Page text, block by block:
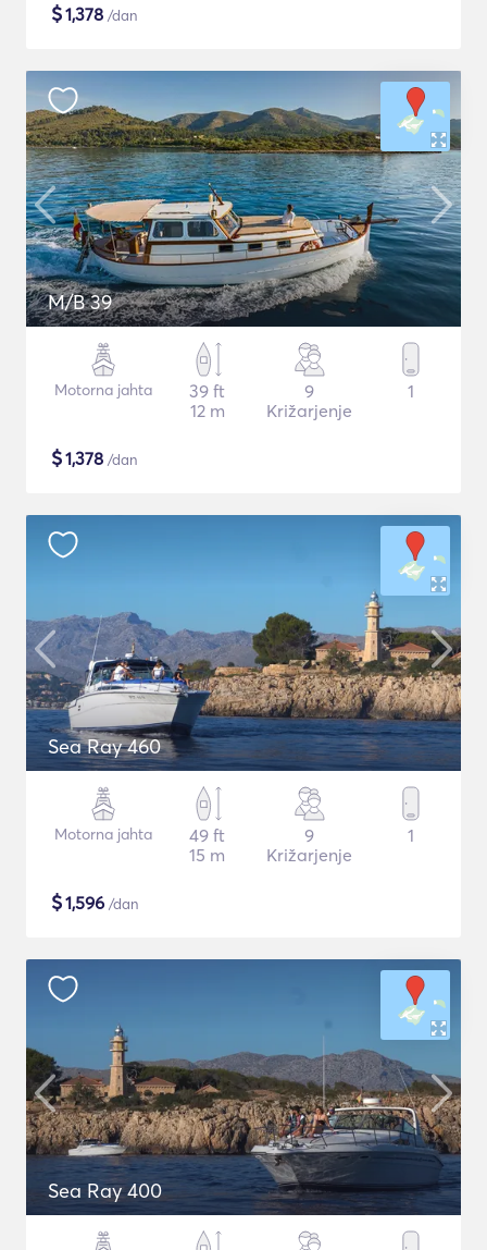
$1,378 /dan
M/B 39
Motorna jahta
39 ft
12 m
9
Križarjenje
1
$1,378 /dan
Sea Ray 460
Motorna jahta
49 ft
15 m
9
Križarjenje
1
$1,596 /dan
Sea Ray 400